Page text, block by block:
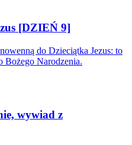
[DZIEŃ 9]
do Dzieciątka Jezus: to
Bożego Narodzenia.
wywiad z